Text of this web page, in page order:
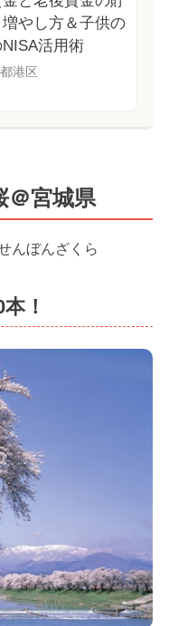
やし方＆子供の
活用術
港区
＠宮城県
んぼんざくら
！